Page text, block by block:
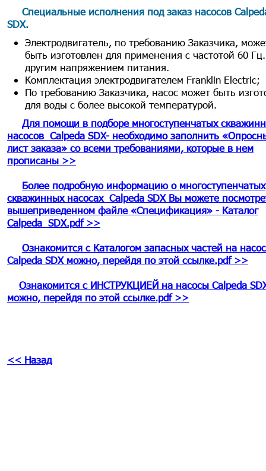
Специальные исполнения под заказ насосов
SDX.
Электродвигатель, по требованию Заказчика,
быть изготовлен для применения с частотой 60
другим напряжением питания.
Комплектация электродвигателем Franklin Electric;
По требованию Заказчика, насос может быть
для воды с более высокой температурой.
Для помощи в подборе многоступенчатых
насосов Calpeda SDX- необходимо заполнить
лист заказа» со всеми требованиями, которые в нем
прописаны >>
Более подробную информацию о многоступенчатых
скважинных насосах Calpeda SDX Вы можете
вышеприведенном файле «Спецификация» - Каталог
Calpeda SDX.pdf >>
Ознакомится с Каталогом запасных частей на
Calpeda SDX можно, перейдя по этой ссылке.pdf >>
Ознакомится с ИНСТРУКЦИЕЙ на насосы Calpeda
можно, перейдя по этой ссылке.pdf >>
<< Назад